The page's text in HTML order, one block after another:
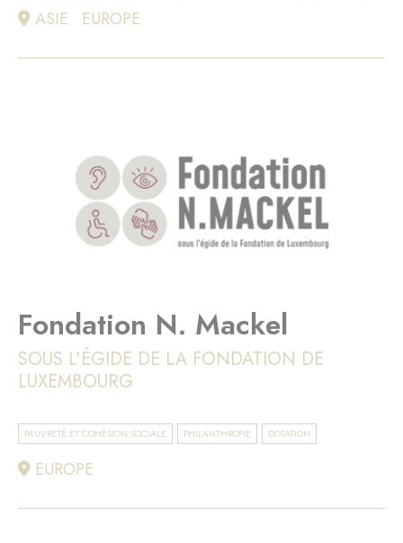
ASIE EUROPE
Fondation N. Mackel
SOUS L'ÉGIDE DE LA FONDATION DE
LUXEMBOURG
PAUVRETÉ ET COHÉSION SOCIALE PHILANTHROPIE DOTATION
EUROPE